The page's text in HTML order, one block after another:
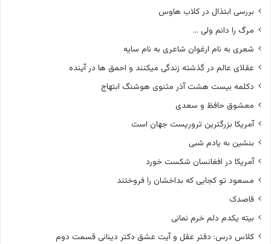
بررسی ابتذال در کلاب هاوس
مرگ را دانم ولی …
شعری به نام ارغوان شاعری به نام سایه
عقلای عالم در گذشته زندگی میکنند و احمق ها در آینده
دکلمه بیست هشت آذر مثنوی هوشنگ ابتهاج
معشوق حافظ و سعدی
آمریکا بزرگترین تروریست جهان است
بنشین به یادم شبی
آمریکا در افغانسان شکست خورد
مسعود تو کجایی که بداخشان را فروختند
قاصدک
بیته یکدم دلم خرم نمانی
کلاس درس: دفتر عقل و آیت عشق دکتر دینانی قسمت دوم